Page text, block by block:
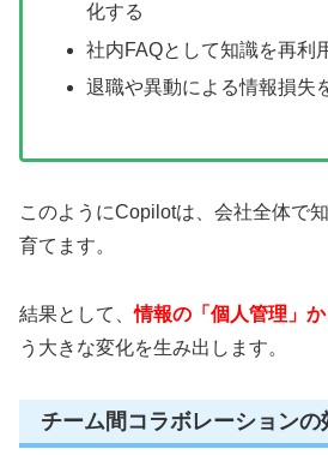
化する
社内FAQとして知識を再利
退職や異動による情報損失
このようにCopilotは、会社全体で
育てます。
結果として、情報の「個人管理」
う大きな変化を生み出します。
チーム間コラボレーションの